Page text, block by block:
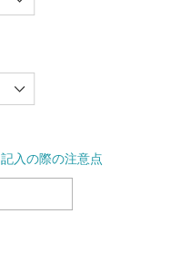
記入の際の注意点